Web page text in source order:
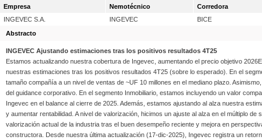
Empresa Nemotécnico
Corredora
INGEVEC S.A.
INGEVEC
BICE
Abstracto
INGEVEC Ajustando estimaciones tras los positivos resultados 4T25
Estamos actualizando nuestra cobertura de Ingevec, aumentando el precio objetivo
nuestras estimaciones tras los positivos resultados 4T25 (sobre lo esperado). En el
tamaño compañía a un nivel de ventas de ~UF 10 millones en el mediano plazo.
del guidance corporativo. En el segmento Inmobiliario, estamos incluyendo un valor
Ingevec en el balance al cierre de 2025. Además, estamos ajustando al alza nuestra
y aumentar rentabilidad. A nivel de valorización, hicimos un ajuste al alza en el múltiplo
valorización actual de la industria tras el buen desempeño reciente y mejora en
constructora. Desde nuestra última actualización (17-dic-2025), Ingevec registra un